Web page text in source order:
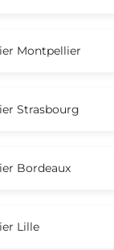
Montpellier
Strasbourg
Bordeaux
Lille